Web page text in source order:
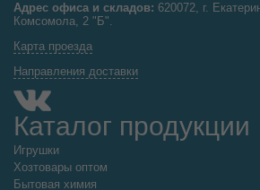
Адрес офиса и складов: 620072, г.
Комсомола, 2 "Б".
Карта проезда
Направления доставки
Каталог продукции
Игрушки
Хозтовары оптом
Бытовая химия